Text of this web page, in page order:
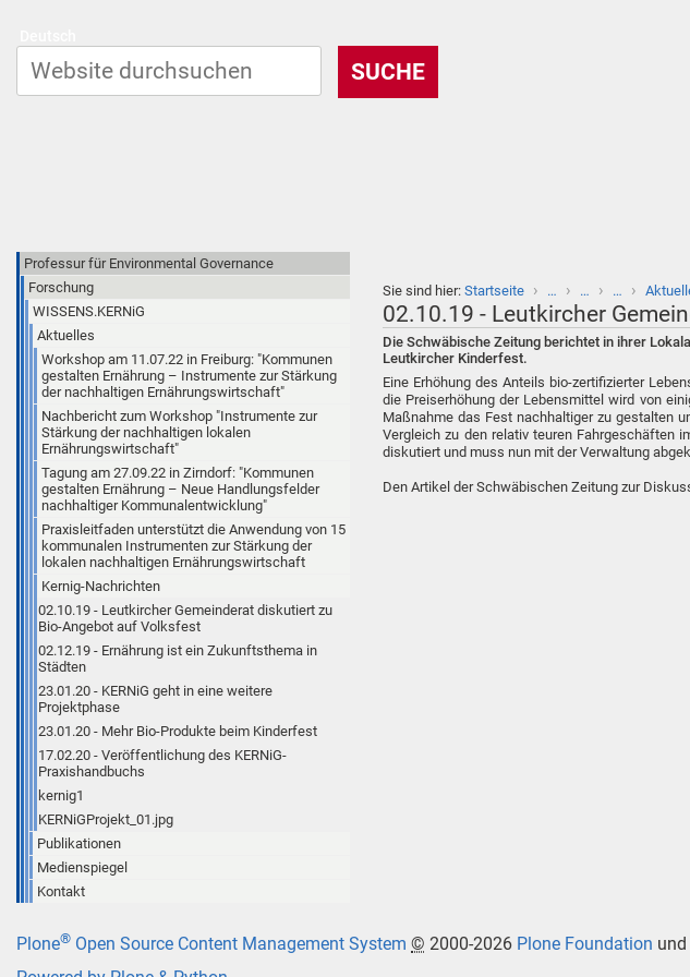
Sie sind hier: Startseite › … › … › … ›
02.10.19 - Leutkircher
Die Schwäbische Zeitung berichtet in ihrer
Leutkircher Kinderfest.
Eine Erhöhung des Anteils bio-zertifizierter
die Preiserhöhung der Lebensmittel wird von
Maßnahme das Fest nachhaltiger zu gestalten
Vergleich zu den relativ teuren Fahrgeschäften
diskutiert und muss nun mit der Verwaltung
Den Artikel der Schwäbischen Zeitung zur
Professur für Environmental Governance
Forschung
WISSENS.KERNiG
Aktuelles
Workshop am 11.07.22 in Freiburg: "Kommunen
gestalten Ernährung – Instrumente zur Stärkung
der nachhaltigen Ernährungswirtschaft"
Nachbericht zum Workshop "Instrumente zur
Stärkung der nachhaltigen lokalen
Ernährungswirtschaft"
Tagung am 27.09.22 in Zirndorf: "Kommunen
gestalten Ernährung – Neue Handlungsfelder
nachhaltiger Kommunalentwicklung"
Praxisleitfaden unterstützt die Anwendung von 15
kommunalen Instrumenten zur Stärkung der
lokalen nachhaltigen Ernährungswirtschaft
Kernig-Nachrichten
02.10.19 - Leutkircher Gemeinderat diskutiert zu
Bio-Angebot auf Volksfest
02.12.19 - Ernährung ist ein Zukunftsthema in
Städten
23.01.20 - KERNiG geht in eine weitere
Projektphase
23.01.20 - Mehr Bio-Produkte beim Kinderfest
17.02.20 - Veröffentlichung des KERNiG-
Praxishandbuchs
kernig1
KERNiGProjekt_01.jpg
Publikationen
Medienspiegel
Kontakt
Plone® Open Source Content Management System © 2000-2026 Plone Foundation